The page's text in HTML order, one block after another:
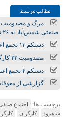
مطالب مرتـبط
صنعتی شمس‌آباد به ۲۶ تن
دستکم ۱۳ تجمع اعتراضی برگزار شد
مصدومیت ۲۲ کارگر در سایه فقدان ایمنی کار
دستکم ۴ تجمع اعتراضی برگزار شد
گزارشی از معوقات
برچسب ها: اجتماع
شاهرود
کارگران